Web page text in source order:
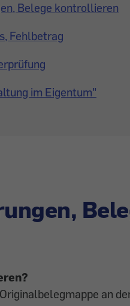
Belege kontrollieren
Fehlbetrag
im Eigentum"
an